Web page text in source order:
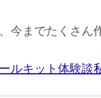
今までたくさん
ルキット体験談